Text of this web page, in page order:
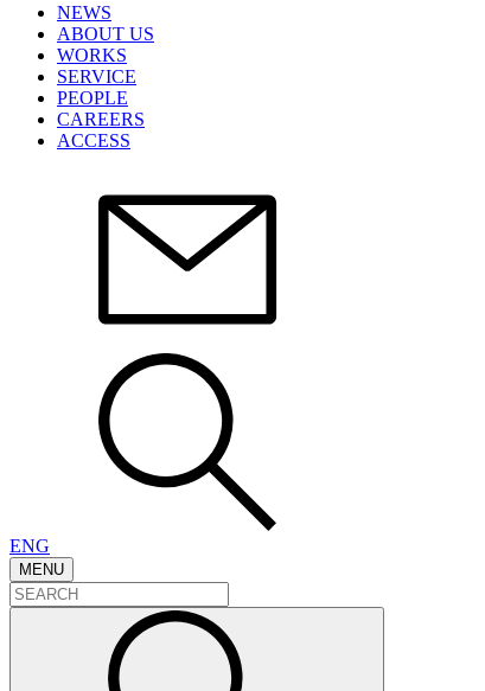
NEWS
ABOUT US
WORKS
SERVICE
PEOPLE
CAREERS
ACCESS
ENG
MENU